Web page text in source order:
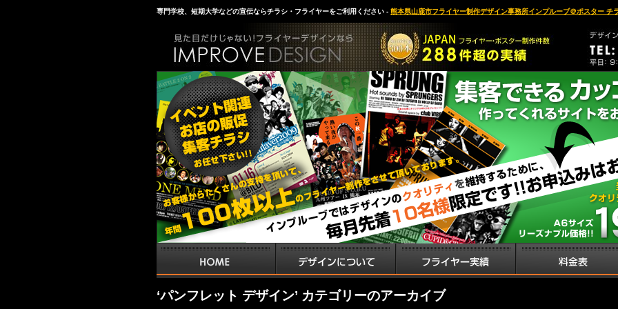
専門学校、短期大学などの宣伝ならチラシ・フライヤーをご利用ください - 熊本県山鹿市フライヤー制作デザイン事務所インプルーブ＠ポスター チ
‘パンフレット デザイン’ カテゴリーのアーカイブ